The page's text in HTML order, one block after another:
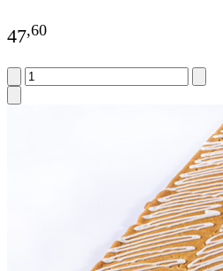
47,60